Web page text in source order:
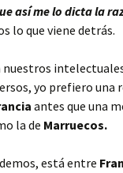
así me lo dicta la
lo que viene detrás.
nuestros
, yo prefiero una
antes que una
la de Marruecos.
está entre